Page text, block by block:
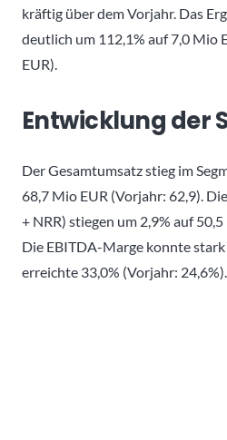
kräftig über dem Vorjahr. Das
deutlich um 112,1% auf 7,0 Mio
EUR).
Entwicklung der
Der Gesamtumsatz stieg im
68,7 Mio EUR (Vorjahr: 62,9).
+ NRR) stiegen um 2,9% auf
Die EBITDA-Marge konnte
erreichte 33,0% (Vorjahr: 24,6%).